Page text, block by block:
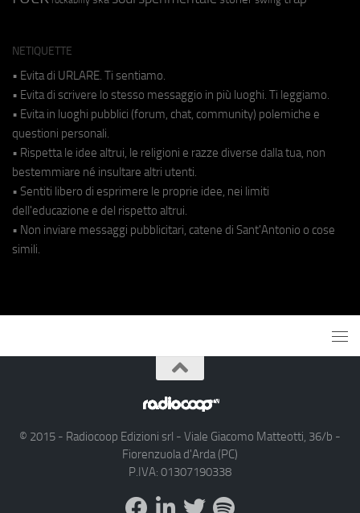
NETIQUETTE
• Evita di URLARE. Ti sentiamo.
• Evita di scrivere lo stesso messaggio in più luoghi. Ti leggiamo.
• Evita in luoghi pubblici (forum, chat, community) polemiche e
questioni personali.
• Rispetta le idee altrui, le religioni e razze diverse dalla tua, non
bestemmiare né insultare altri utenti.
• Sentiti libero di esprimere le proprie idee, nei limiti
dell'educazione e del rispetto altrui.
• Non inviare messaggi pubblicitari, catene di Sant'Antonio o cose
simili.
© 2015 - Radiocoop Edizioni srl - Viale Giacomo Matteotti, 36/b -
Fiorenzuola d'Arda (PC)
P.IVA: 01307190338